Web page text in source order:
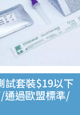
試套裝$19以下
通過歐盟標準/